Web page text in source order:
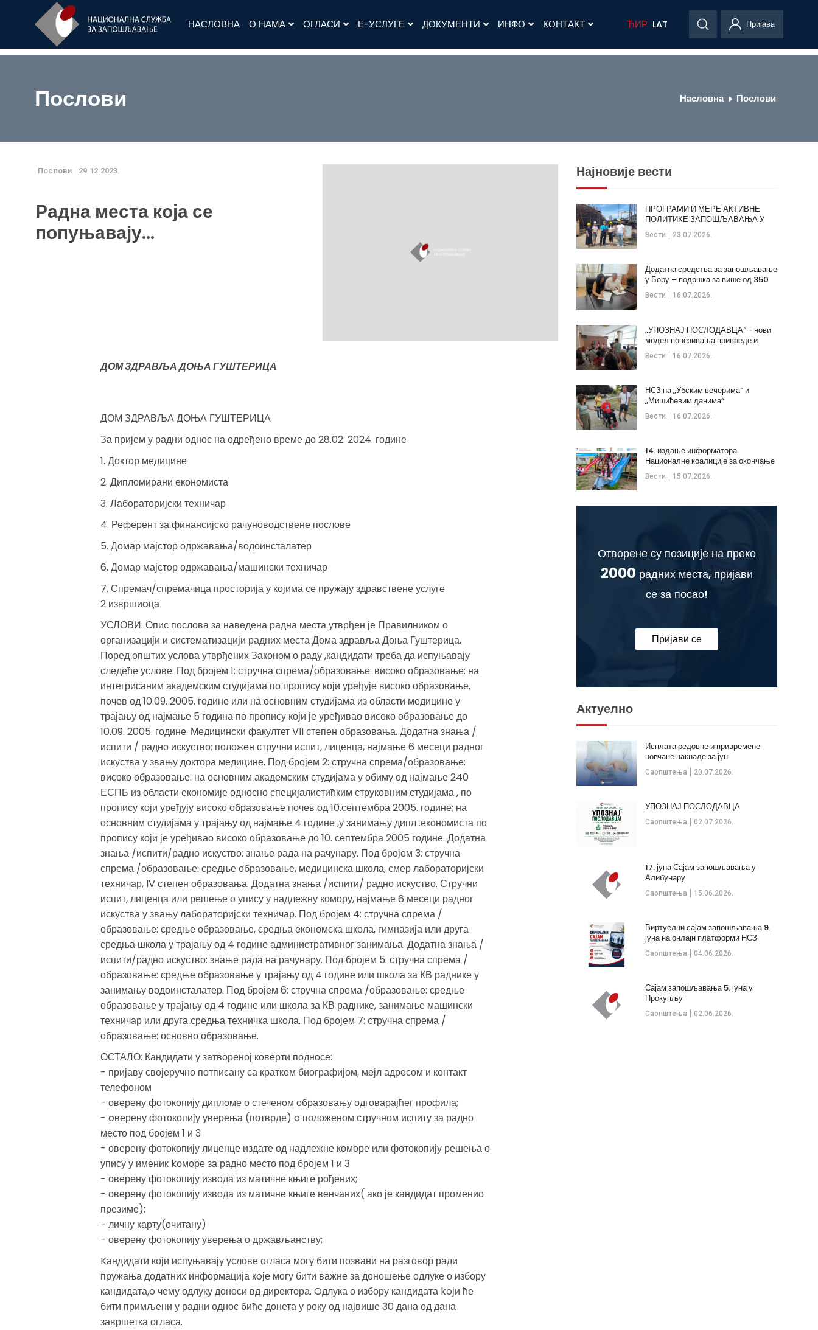
НАСЛОВНА О НАМА ОГЛАСИ Е-УСЛУГЕ ДОКУМЕНТИ ИНФО КОНТАКТ ЋИР LAT Пријава
Послови Насловна Послови
Послови 29.12.2023.
Радна места која се
попуњавају...
ДОМ ЗДРАВЉА ДОЊА ГУШТЕРИЦА
ДОМ ЗДРАВЉА ДОЊА ГУШТЕРИЦА
За пријем у радни однос на одређено време до 28.02. 2024. године
1. Доктор медицине
2. Дипломирани економиста
3. Лабораторијски техничар
4. Референт за финансијско рачуноводствене послове
5. Домар мајстор одржавања/водоинсталатер
6. Домар мајстор одржавања/машински техничар
7. Спремач/спремачица просторија у којима се пружају здравствене услуге
2 извршиoца
УСЛОВИ: Опис послова за наведена радна места утврђен је Правилником о
организацији и систематизацији радних места Дома здравља Доња Гуштерица.
Поред општих услова утврђених Законом о раду ,кандидати треба да испуњавају
следеће услове: Под бројем 1: стручна спрема/образовање: високо образовање: на
интегрисаним академским студијама по пропису који уређује високо образовање,
почев од 10.09. 2005. године или на основним студијама из области медицине у
трајању од најмање 5 година по пропису који је уређивао високо образовање до
10.09. 2005. године. Медицински факултет VII степен образовања. Додатна знања /
испити / радно искуство: положен стручни испит, лиценца, најмање 6 месеци радног
искуства у звању доктора медицине. Под бројем 2: стручна спрема/образовање:
високо образовање: на основним академским студијама у обиму од најмање 240
ЕСПБ из области економије односно специјалистићким струковним студијама , по
пропису који уређују високо образовање почев од 10.септембра 2005. године; на
основним студијама у трајању од најмање 4 године ,у занимању дипл .економиста по
пропису који је уређивао високо образовање до 10. септембра 2005 године. Додатна
знања /испити/радно искуство: знање рада на рачунару. Под бројем 3: стручна
спрема /образовање: средње образовање, медицинска школа, смер лабораторијски
техничар, IV степен образовања. Додатна знања /испити/ радно искуство. Стручни
испит, лиценца или решење о упису у надлежну комору, најмање 6 месеци радног
искуства у звању лабораторијски техничар. Под бројем 4: стручна спрема /
образовање: средње образовање, средња економска школа, гимназија или друга
средња школа у трајању од 4 године административног занимања. Додатна знања /
испити/радно искуство: знање рада на рачунару. Под бројем 5: стручна спрема /
образовање: средње образовање у трајању од 4 године или школа за КВ раднике у
занимању водоинсталатер. Под бројем 6: стручна спрема /образовање: средње
образовање у трајању од 4 године или школа за КВ раднике, занимање машински
техничар или друга средња техничка школа. Под бројем 7: стручна спрема /
образовање: основно образовање.
ОСТАЛО: Кандидати у затвореној коверти подносе:
- пријаву својеручно потписану са кратком биографијом, мејл адресом и контакт
телефоном
- оверену фотокопију дипломе о стеченом образовању одговарајћег профила;
- oверену фотокопију уверења (потврде) o положеном стручном испиту за радно
место под бројем 1 и 3
- оверену фотокопију лиценце издате од надлежне коморе или фотокопију решења о
упису у именик kоморе за радно место под бројем 1 и 3
- оверену фотокопију извода из матичне књиге рођених;
- оверену фотокопију извода из матичне књиге венчаних( ако је кандидат променио
презиме);
- личну карту(очитану)
- оверену фотокопију уверења о држављанству;
Kандидати који испуњавају услове огласа могу бити позвани на разговор ради
пружања додатних информација кoје могу бити важне за доношење одлуке о избору
кандидата,o чему одлуку доноси вд директора. Oдлука о избору кандидата koји ће
бити примљени у радни однос биће донета у року од највише 30 дана од дана
завршетка огласа.
Најновије вести
Вести 23.07.2026.
ПРОГРАМИ И МЕРЕ АКТИВНЕ
ПОЛИТИКЕ ЗАПОШЉАВАЊА У
ОПШТИНИ КЛАДОВО
Вести 16.07.2026.
Додатна средства за запошљавање
у Бору – подршка за више од 350
незапослених
Вести 16.07.2026.
„УПОЗНАЈ ПОСЛОДАВЦА“ - нови
модел повезивања привреде и
стручних кадрова
Вести 16.07.2026.
НСЗ на „Убским вечерима“ и
„Мишићевим данима“
Вести 15.07.2026.
14. издање информатора
Националне коалиције за окончање
дечијих бракова
Отворене су позиције на преко
2000 радних места, пријави
се за посао!
Пријави се
Актуелно
Саопштења 20.07.2026.
Исплата редовне и привремене
новчане накнаде за јун
Саопштења 02.07.2026.
УПОЗНАЈ ПОСЛОДАВЦА
Саопштења 15.06.2026.
17. јуна Сајам запошљавања у
Алибунару
Саопштења 04.06.2026.
Виртуелни сајам запошљавања 9.
јуна на онлајн платформи НСЗ
Саопштења 02.06.2026.
Сајам запошљавања 5. јуна у
Прокупљу